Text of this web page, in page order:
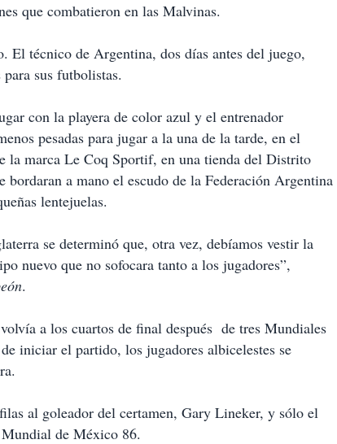
que combatieron en las Malvinas.
El técnico de Argentina, dos días antes del juego,
sus futbolistas.
con la playera de color azul y el entrenador
pesadas para jugar a la una de la tarde, en el
la marca Le Coq Sportif, en una tienda del Distrito
a mano el escudo de la Federación Argentina
lentejuelas.
se determinó que, otra vez, debíamos vestir la
nuevo que no sofocara tanto a los jugadores”,
.
a los cuartos de final después de tres Mundiales
iniciar el partido, los jugadores albicelestes se
al goleador del certamen, Gary Lineker, y sólo el
de México 86.